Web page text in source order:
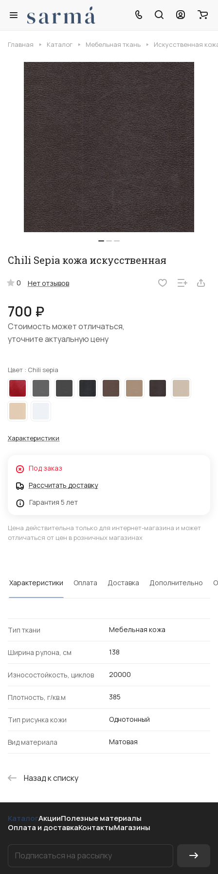
Главная Каталог Мебельная ткань Искусственная
Chili Sepia кожа искусственная
0 Нет отзывов
700 ₽
Стоимость может отличаться,
уточните актуальную цену
Цвет : Chili sepia
Характеристики
Под заказ
Рассчитать доставку
Гарантия 5 лет
Цена действительна только для интернет-магазина и может
отличаться от цен в розничных магазинах
Характеристики Оплата Доставка Дополнительно
Тип ткани Мебельная кожа
Ширина рулона, см 138
Износостойкость, циклов 20000
Плотность, г/кв.м 385
Тип рисунка кожи Однотонный
Вид материала Матовая
Назад к списку
КаталогАкцииПолезные материалы
Оплата и доставкаКонтактыМагазины